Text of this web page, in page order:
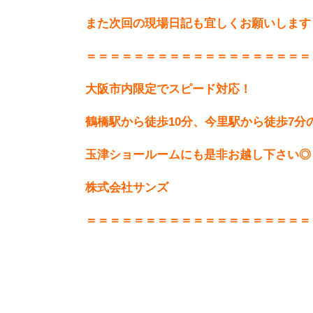
また次回の現場日記も宜しくお願いします
＝＝＝＝＝＝＝＝＝＝＝＝＝＝＝＝＝＝
大阪市内限定でスピード対応！
鶴橋駅から徒歩10分、今里駅から徒歩7分
玉津ショールームにも是非お越し下さい◎
株式会社サンズ
＝＝＝＝＝＝＝＝＝＝＝＝＝＝＝＝＝＝